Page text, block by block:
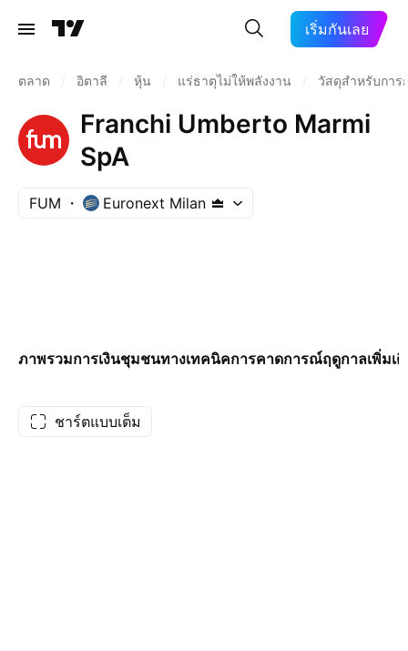
เริ่มกันเลย
ตลาด อิตาลี หุ้น แร่ธาตุไม่ให้พลังงาน วัสดุสำหรับการ
Franchi Umberto Marmi
SpA
FUM Euronext Milan
ภาพรวมการเงินชุมชนทางเทคนิคการคาดการณ์ฤดูกาลเพิ่มเ
ชาร์ตแบบเต็ม